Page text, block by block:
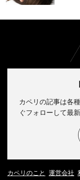
カペリの記事は各
ぐフォローして最
カペリのこと 運営会社